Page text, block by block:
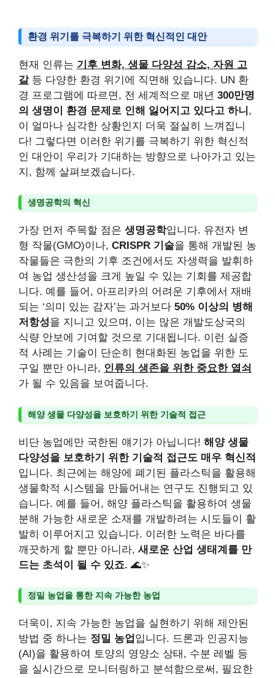
환경 위기를 극복하기 위한 혁신적인 대안
현재 인류는 기후 변화, 생물 다양성 감소, 자원 고
갈등 다양한 환경 위기에 직면해 있습니다. UN 환
경 프로그램에 따르면, 전 세계적으로 매년 300만명
의 생명이 환경 문제로 인해 잃어지고 있다고 하니 ,
이 얼마나 심각한 상황인지 더욱 절실히 느껴집니
다! 그렇다면 이러한 위기를 극복하기 위한 혁신적
인 대안이 우리가 기대하는 방향으로 나아가고 있는
지, 함께 살펴보겠습니다.
생명공학의 혁신
가장 먼저 주목할 점은 생명공학입니다. 유전자 변
형 작물(GMO)이나, CRISPR 기술을 통해 개발된 농
작물들은 극한의 기후 조건에서도 자생력을 발휘하
여 농업 생산성을 크게 높일 수 있는 기회를 제공합
니다. 예를 들어, 아프리카의 어려운 기후에서 재배
되는 ‘의미 있는 감자’는 과거보다 50% 이상의 병해
저항성을 지니고 있으며, 이는 많은 개발도상국의
식량 안보에 기여할 것으로 기대됩니다. 이런 실증
적 사례는 기술이 단순히 현대화된 농업을 위한 도
구일 뿐만 아니라, 인류의 생존을 위한 중요한 열쇠
가 될 수 있음을 보여줍니다.
해양 생물 다양성을 보호하기 위한 기술적 접근
비단 농업에만 국한된 얘기가 아닙니다! 해양 생물
다양성을 보호하기 위한 기술적 접근도 매우 혁신적
입니다. 최근에는 해양에 폐기된 플라스틱을 활용해
생물학적 시스템을 만들어내는 연구도 진행되고 있
습니다. 예를 들어, 해양 플라스틱을 활용하여 생물
분해 가능한 새로운 소재를 개발하려는 시도들이 활
발히 이루어지고 있습니다. 이러한 노력은 바다를
깨끗하게 할 뿐만 아니라, 새로운 산업 생태계를 만
드는 초석이 될 수 있죠. 🌊✨
정밀 농업을 통한 지속 가능한 농업
더욱이, 지속 가능한 농업을 실현하기 위해 제안된
방법 중 하나는 정밀 농업 입니다. 드론과 인공지능
(AI)을 활용하여 토양의 영양소 상태, 수분 레벨 등
을 실시간으로 모니터링하고 분석함으로써, 필요한